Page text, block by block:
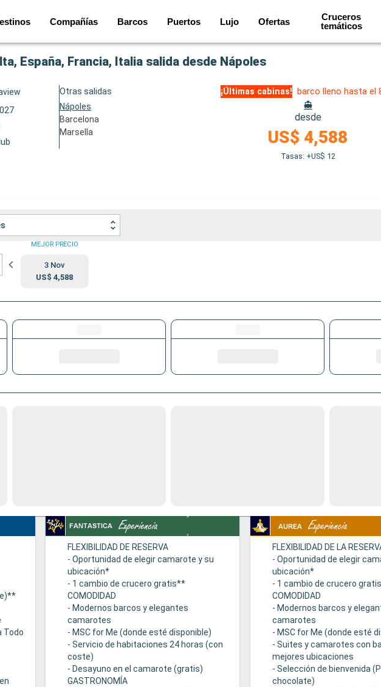
Compañías Barcos Puertos Lujo Ofertas
Cruceros
temáticos
España, Francia, Italia salida desde Nápoles
Otras salidas
Nápoles
Barcelona
Marsella
¡Últimas cabinas! barco lleno hasta el
desde
US$ 4,588
Tasas: +US$ 12
MEJOR PRECIO
3 Nov
US$ 4,588
Todo
FLEXIBILIDAD DE RESERVA
- Oportunidad de elegir camarote y su
ubicación*
- 1 cambio de crucero gratis**
COMODIDAD
- Modernos barcos y elegantes
camarotes
- MSC for Me (donde esté disponible)
- Servicio de habitaciones 24 horas (con
coste)
- Desayuno en el camarote (gratis)
GASTRONOMÍA
FLEXIBILIDAD DE LA
- Oportunidad de elegir
ubicación*
- 1 cambio de crucero
COMODIDAD
- Modernos barcos y
camarotes
- MSC for Me (donde esté
- Suites y camarotes con
mejores ubicaciones
- Selección de bienvenida
chocolate)